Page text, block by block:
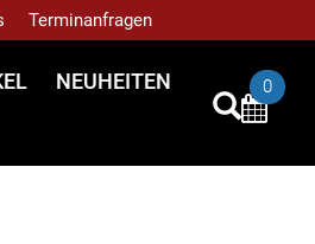
Terminanfragen
NEUHEITEN
0